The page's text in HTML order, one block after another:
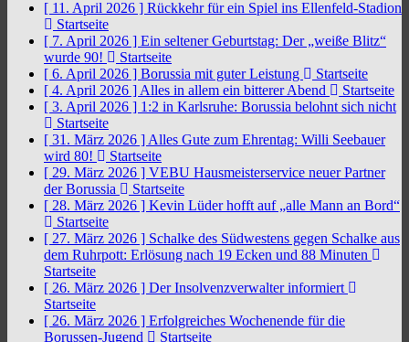
[ 11. April 2026 ] Rückkehr für ein Spiel ins Ellenfeld-Stadion
Startseite
[ 7. April 2026 ] Ein seltener Geburtstag: Der „weiße Blitz“
wurde 90!
Startseite
[ 6. April 2026 ] Borussia mit guter Leistung
Startseite
[ 4. April 2026 ] Alles in allem ein bitterer Abend
Startseite
[ 3. April 2026 ] 1:2 in Karlsruhe: Borussia belohnt sich nicht
Startseite
[ 31. März 2026 ] Alles Gute zum Ehrentag: Willi Seebauer
wird 80!
Startseite
[ 29. März 2026 ] VEBU Hausmeisterservice neuer Partner
der Borussia
Startseite
[ 28. März 2026 ] Kevin Lüder hofft auf „alle Mann an Bord“
Startseite
[ 27. März 2026 ] Schalke des Südwestens gegen Schalke aus
dem Ruhrpott: Erlösung nach 19 Ecken und 88 Minuten
Startseite
[ 26. März 2026 ] Der Insolvenzverwalter informiert
Startseite
[ 26. März 2026 ] Erfolgreiches Wochenende für die
Borussen-Jugend
Startseite